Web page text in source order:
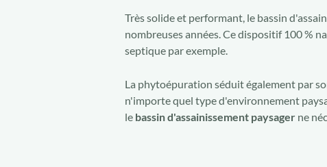
Très solide et performant, le bassin
nombreuses années. Ce dispositif 100 %
septique par exemple.
La phytoépuration séduit également par
n'importe quel type d'environnement
le bassin d'assainissement paysager ne